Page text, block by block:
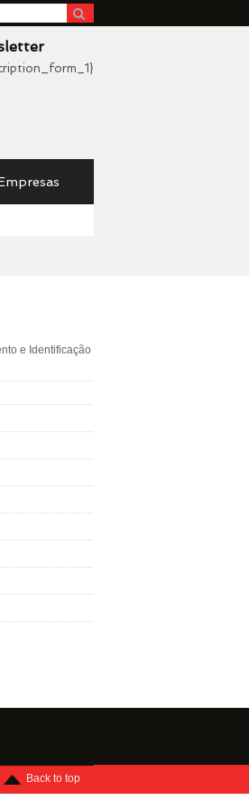
Search
e Identificação
Back to top